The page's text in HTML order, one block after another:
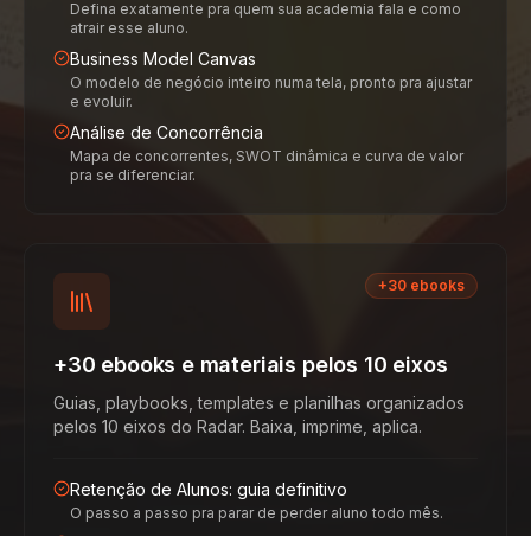
Defina exatamente pra quem sua academia fala e como
atrair esse aluno.
Business Model Canvas
O modelo de negócio inteiro numa tela, pronto pra ajustar
e evoluir.
Análise de Concorrência
Mapa de concorrentes, SWOT dinâmica e curva de valor
pra se diferenciar.
+30 ebooks
+30 ebooks e materiais pelos 10 eixos
Guias, playbooks, templates e planilhas organizados
pelos 10 eixos do Radar. Baixa, imprime, aplica.
Retenção de Alunos: guia definitivo
O passo a passo pra parar de perder aluno todo mês.